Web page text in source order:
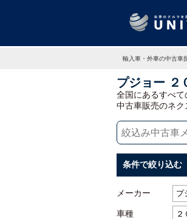
輸入車・外車の中古車
プジョー ２
全国にあるすべて
中古車販売のネク
条件で絞り込む
メーカー
車種